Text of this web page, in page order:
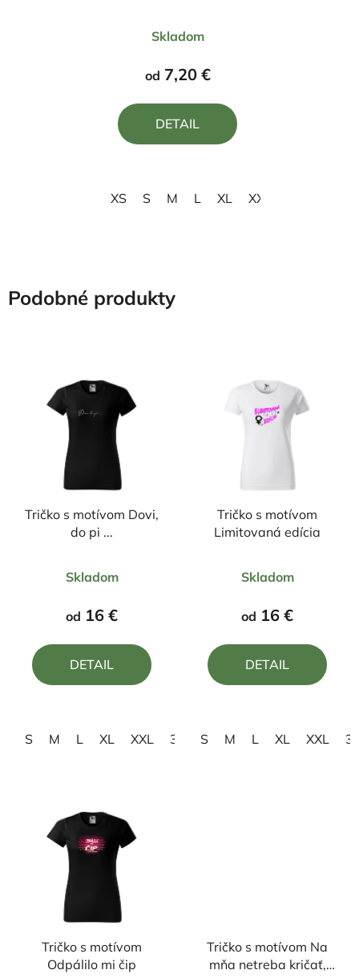
hodnotenie
produktu
5,0
z
Skladom
od 7,20 €
DETAIL
XS S M L XL XXL
Podobné produkty
Tričko s motívom Dovi,
do pi ...
hodnotenie
produktu
z
Skladom
od 16 €
DETAIL
S M L XL XXL 3XL
Tričko s motívom
Limitovaná edícia
hodnotenie
produktu
z
Skladom
od 16 €
DETAIL
S M L XL XXL
Tričko s motívom
Odpálilo mi čip
Tričko s motívom Na
mňa netreba kričať,